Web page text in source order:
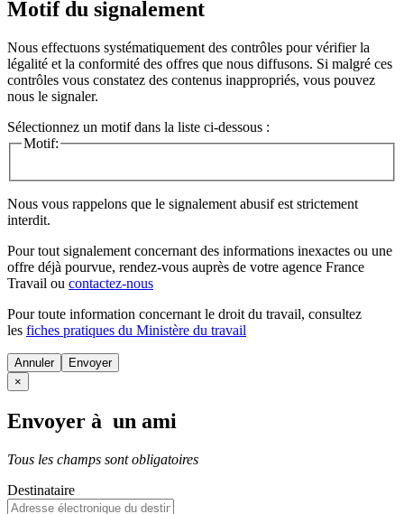
Motif du signalement
Nous effectuons systématiquement des contrôles pour vérifier la
légalité et la conformité des offres que nous diffusons. Si malgré ces
contrôles vous constatez des contenus inappropriés, vous pouvez
nous le signaler.
Sélectionnez un motif dans la liste ci-dessous :
Motif:
Nous vous rappelons que le signalement abusif est strictement
interdit.
Pour tout signalement concernant des informations inexactes ou une
offre déjà pourvue, rendez-vous auprès de votre agence France
Travail ou contactez-nous
Pour toute information concernant le droit du travail, consultez
les fiches pratiques du Ministère du travail
Annuler
×
Envoyer à un ami
Tous les champs sont obligatoires
Destinataire